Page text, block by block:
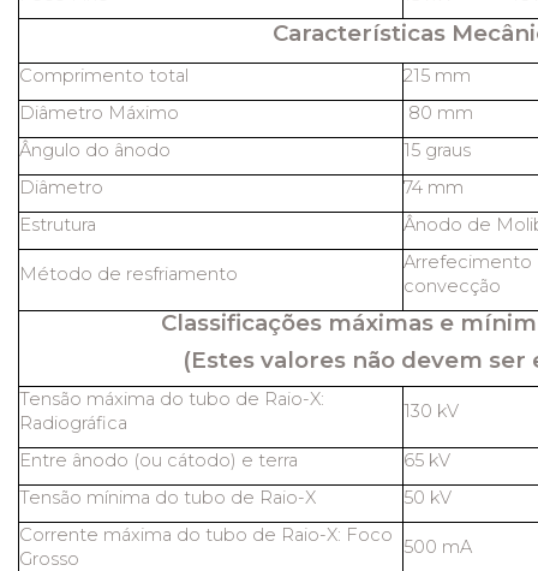
Características
Comprimento total
215 mm
Diâmetro Máximo
80 mm
Ângulo do ânodo
15 graus
Diâmetro
74 mm
Estrutura
Ânodo de
Método de resfriamento
Arrefecimento
convecção
Classificações máximas e
(Estes valores não devem ser
Tensão máxima do tubo de Raio-X:
Radiográfica
130 kV
Entre ânodo (ou cátodo) e terra
65 kV
Tensão mínima do tubo de Raio-X
50 kV
Corrente máxima do tubo de Raio-X: Foco
Grosso
500 mA